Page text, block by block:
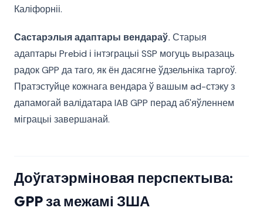
Каліфорніі.
Састарэлыя адаптары вендараў. Старыя
адаптары Prebid і інтэграцыі SSP могуць выразаць
радок GPP да таго, як ён дасягне ўдзельніка таргоў.
Пратэстуйце кожнага вендара ў вашым ad-стэку з
дапамогай валідатара IAB GPP перад аб'яўленнем
міграцыі завершанай.
Доўгатэрміновая перспектыва:
GPP за межамі ЗША